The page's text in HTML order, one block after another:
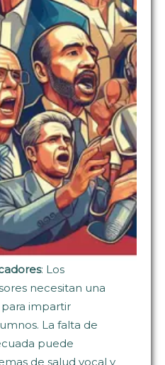
: Los
necesitan una
impartir
La falta de
puede
de salud vocal y